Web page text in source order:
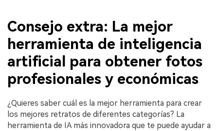
Consejo extra: La mejor
herramienta de inteligencia
artificial para obtener fotos
profesionales y económicas
¿Quieres saber cuál es la mejor herramienta para crear
los mejores retratos de diferentes categorías? La
herramienta de IA más innovadora que te puede ayudar a